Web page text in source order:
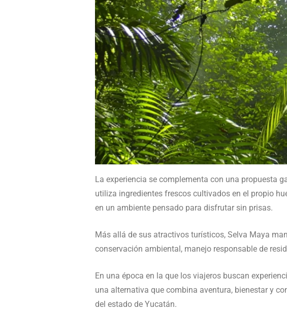
La experiencia se complementa con una propuesta
utiliza ingredientes frescos cultivados en el propio
en un ambiente pensado para disfrutar sin prisas.
Más allá de sus atractivos turísticos, Selva Maya
conservación ambiental, manejo responsable de
En una época en la que los viajeros buscan
una alternativa que combina aventura, bienestar y
del estado de Yucatán.